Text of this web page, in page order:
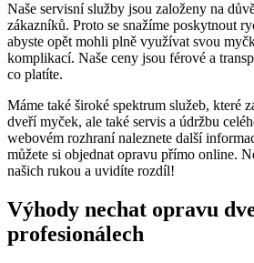
Naše servisní služby jsou založeny na
zákazníků. Proto se snažíme poskytnout
abyste opět mohli plně využívat svou
komplikací. Naše ceny jsou férové a
co platíte.
Máme také široké spektrum služeb, které
dveří myček, ale také servis a údržbu
webovém rozhraní naleznete další
můžete si objednat opravu přímo online.
našich rukou a uvidíte rozdíl!
Výhody nechat opravu
profesionálech